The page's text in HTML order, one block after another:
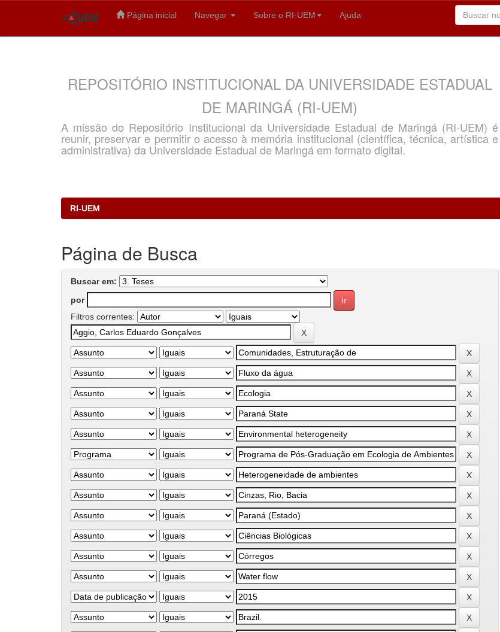
Página inicial Navegar Sobre o RI-UEM Ajuda
REPOSITÓRIO INSTITUCIONAL DA UNIVERSIDADE ESTADUAL
DE MARINGÁ (RI-UEM)
A missão do Repositório Institucional da Universidade Estadual de Maringá (RI-UEM) é
reunir, preservar e permitir o acesso à memória institucional (científica, técnica, artística e
administrativa) da Universidade Estadual de Maringá em formato digital.
RI-UEM
Página de Busca
Buscar em:
por
Filtros correntes: